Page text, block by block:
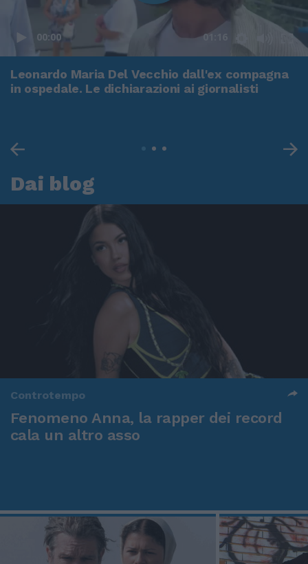
00:00 01:16
Leonardo Maria Del Vecchio dall'ex compagna
in ospedale. Le dichiarazioni ai giornalisti
Dai blog
Controtempo
Fenomeno Anna, la rapper dei record
cala un altro asso